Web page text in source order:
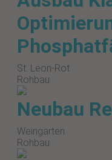
St. Leon-Rot
Rohbau
Neubau
Weingarten
Rohbau